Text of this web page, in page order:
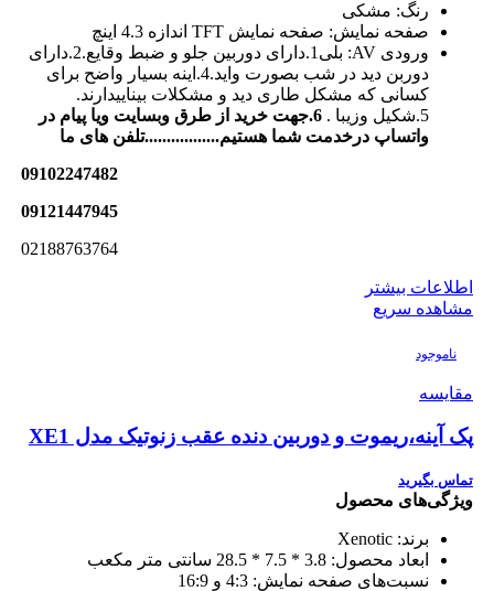
رنگ: مشکی
صفحه نمایش: صفحه نمایش TFT اندازه 4.3 اینچ
ورودی AV:
بلی
1.دارای دوربین جلو و ضبط وقایع.2.دارای
دوربن دید در شب بصورت واید.4.اینه بسیار واضح برای
کسانی که مشکل طاری دید و مشکلات بیناییدارند.
5.شکیل وزیبا .
6.جهت خرید از طرق وبسایت ویا پیام در
واتساپ درخدمت شما هستیم.................تلفن های ما
09102247482
09121447945
02188763764
اطلاعات بیشتر
مشاهده سریع
ناموجود
مقایسه
پک آینه،ریموت و دوربین دنده عقب زنوتیک مدل XE1
تماس بگیرید
ویژگی‌های محصول
برند: Xenotic
ابعاد محصول: 3.8 * 7.5 * 28.5 سانتی متر مکعب
نسبت‌های صفحه نمایش: 4:3 و 16:9